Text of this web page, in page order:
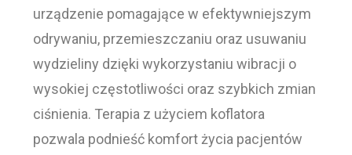
urządzenie pomagające w efektywniejszym
odrywaniu, przemieszczaniu oraz usuwaniu
wydzieliny dzięki wykorzystaniu wibracji o
wysokiej częstotliwości oraz szybkich zmian
ciśnienia. Terapia z użyciem koflatora
pozwala podnieść komfort życia pacjentów